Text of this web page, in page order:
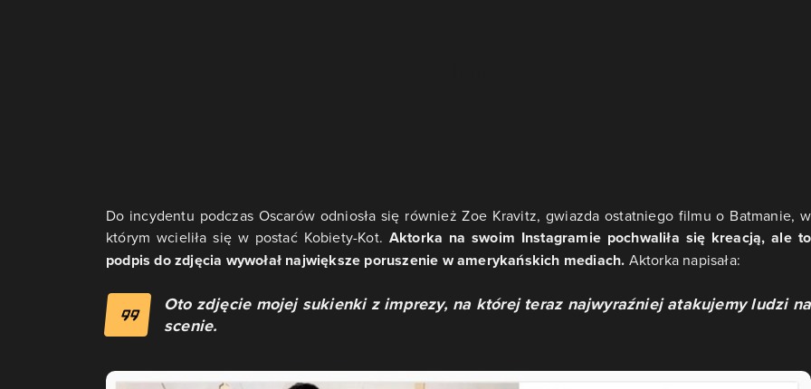
Do incydentu podczas Oscarów odniosła się również Zoe Kravitz, gwiazda ostatniego filmu o Batmanie, w
którym wcieliła się w postać Kobiety-Kot. Aktorka na swoim Instagramie pochwaliła się kreacją, ale to
podpis do zdjęcia wywołał największe poruszenie w amerykańskich mediach. Aktorka napisała:
Oto zdjęcie mojej sukienki z imprezy, na której teraz najwyraźniej atakujemy ludzi na
scenie.